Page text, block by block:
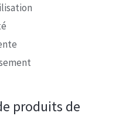
produits de